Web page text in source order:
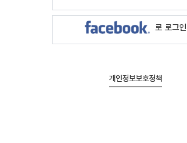
로 로그인
개인정보보호정책